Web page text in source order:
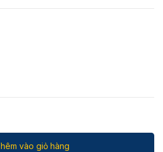
P-ZDB35 số lượng
vào giỏ hàng